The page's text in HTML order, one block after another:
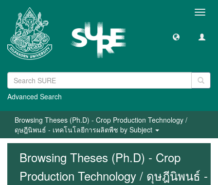
Advanced Search
Browsing Theses (Ph.D) - Crop Production Technology /
ดุษฎีนิพนธ์ - เทคโนโลยีการผลิตพืช by Subject
Browsing Theses (Ph.D) - Crop
Production Technology / ดุษฎีนิพนธ์ -